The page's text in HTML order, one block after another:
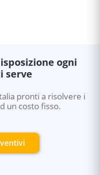
ogni
serve
pronti a risolvere i
un costo fisso.